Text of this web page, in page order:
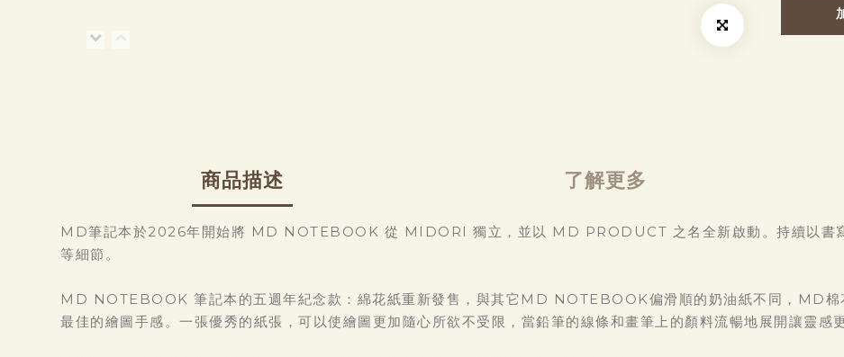
商品描述 了解更多
MD筆記本於2026年開始將 MD NOTEBOOK 從 MIDORI 獨立，並以 MD PRODUCT 之名全新啟動。持續以書
等細節。
MD NOTEBOOK 筆記本的五週年紀念款：綿花紙重新發售，與其它MD NOTEBOOK偏滑順的奶油紙不同，MD棉
最佳的繪圖手感。一張優秀的紙張，可以使繪圖更加隨心所欲不受限，當鉛筆的線條和畫筆上的顏料流暢地展開讓靈感